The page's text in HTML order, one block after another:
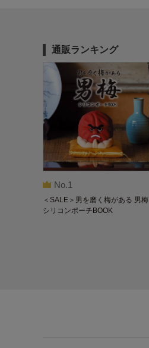
通販ランキング
No.1
＜SALE＞男を磨く梅がある 男梅
シリコンポーチBOOK